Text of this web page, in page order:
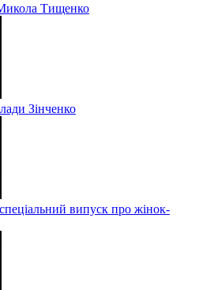
Тищенко
Зінченко
випуск про жінок-